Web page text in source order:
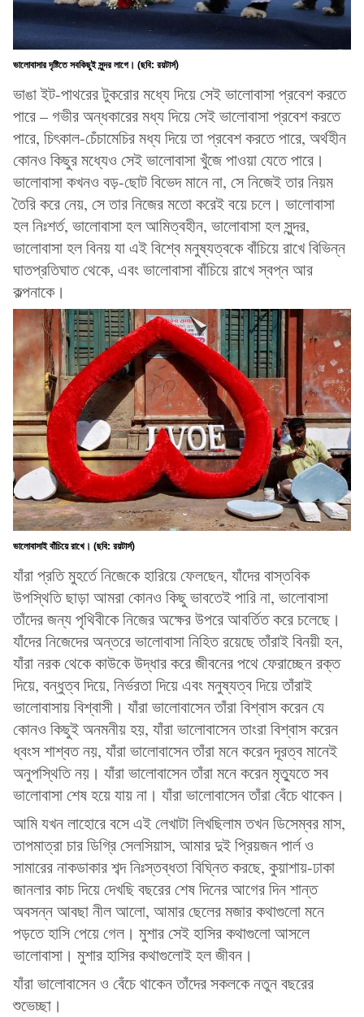
ভালোবাসার দৃষ্টিতে সবকিছুই সুন্দর লাগে। (ছবি: রয়টার্স)
ভাঙা ইট-পাথরের টুকরোর মধ্যে দিয়ে সেই ভালোবাসা প্রবেশ করতে
পারে – গভীর অন্ধকারের মধ্য দিয়ে সেই ভালোবাসা প্রবেশ করতে
পারে, চিৎকাল-চেঁচামেচির মধ্য দিয়ে তা প্রবেশ করতে পারে, অর্থহীন
কোনও কিছুর মধ্যেও সেই ভালোবাসা খুঁজে পাওয়া যেতে পারে।
ভালোবাসা কখনও বড়-ছোট বিভেদ মানে না, সে নিজেই তার নিয়ম
তৈরি করে নেয়, সে তার নিজের মতো করেই বয়ে চলে। ভালোবাসা
হল নিঃশর্ত, ভালোবাসা হল আমিত্বহীন, ভালোবাসা হল সুন্দর,
ভালোবাসা হল বিনয় যা এই বিশ্বে মনুষ্যত্বকে বাঁচিয়ে রাখে বিভিন্ন
ঘাতপ্রতিঘাত থেকে, এবং ভালোবাসা বাঁচিয়ে রাখে স্বপ্ন আর
কল্পনাকে।
ভালোবাসাই বাঁচিয়ে রাখে। (ছবি: রয়টার্স)
যাঁরা প্রতি মুহর্তে নিজেকে হারিয়ে ফেলছেন, যাঁদের বাস্তবিক
উপস্থিতি ছাড়া আমরা কোনও কিছু ভাবতেই পারি না, ভালোবাসা
তাঁদের জন্য পৃথিবীকে নিজের অক্ষের উপরে আবর্তিত করে চলেছে।
যাঁদের নিজেদের অন্তরে ভালোবাসা নিহিত রয়েছে তাঁরাই বিনয়ী হন,
যাঁরা নরক থেকে কাউকে উদ্ধার করে জীবনের পথে ফেরাচ্ছেন রক্ত
দিয়ে, বন্ধুত্ব দিয়ে, নির্ভরতা দিয়ে এবং মনুষ্যত্ব দিয়ে তাঁরাই
ভালোবাসায় বিশ্বাসী। যাঁরা ভালোবাসেন তাঁরা বিশ্বাস করেন যে
কোনও কিছুই অনমনীয় হয়, যাঁরা ভালোবাসেন তাংরা বিশ্বাস করেন
ধ্বংস শাশ্বত নয়, যাঁরা ভালোবাসেন তাঁরা মনে করেন দূরত্ব মানেই
অনুপস্থিতি নয়। যাঁরা ভালোবাসেন তাঁরা মনে করেন মৃত্যুতে সব
ভালোবাসা শেষ হয়ে যায় না। যাঁরা ভালোবাসেন তাঁরা বেঁচে থাকেন।
আমি যখন লাহোরে বসে এই লেখাটা লিখছিলাম তখন ডিসেম্বর মাস,
তাপমাত্রা চার ডিগ্রি সেলসিয়াস, আমার দুই প্রিয়জন পার্ল ও
সামারের নাকডাকার শব্দ নিঃস্তব্ধতা বিঘ্নিত করছে, কুয়াশায়-ঢাকা
জানলার কাচ দিয়ে দেখছি বছরের শেষ দিনের আগের দিন শান্ত
অবসন্ন আবছা নীল আলো, আমার ছেলের মজার কথাগুলো মনে
পড়তে হাসি পেয়ে গেল। মুশার সেই হাসির কথাগুলো আসলে
ভালোবাসা। মুশার হাসির কথাগুলোই হল জীবন।
যাঁরা ভালোবাসেন ও বেঁচে থাকেন তাঁদের সকলকে নতুন বছরের
শুভেচ্ছা।